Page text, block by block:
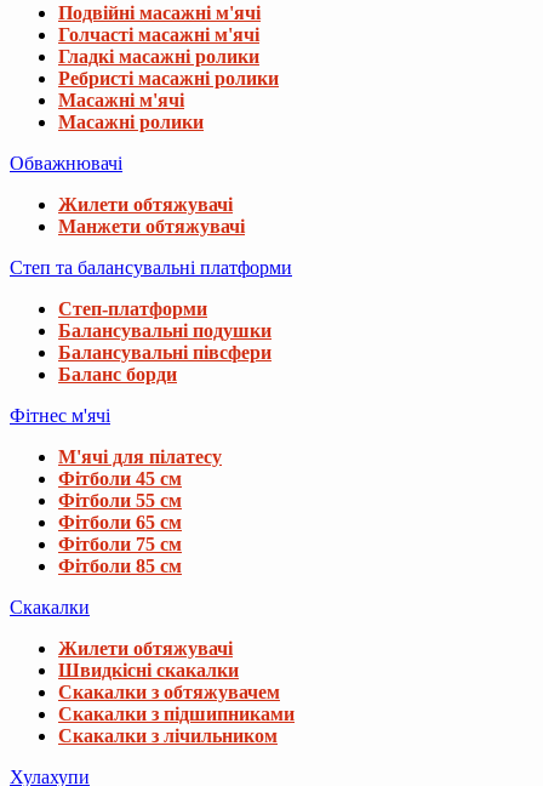
Подвійні масажні м'ячі
Голчасті масажні м'ячі
Гладкі масажні ролики
Ребристі масажні ролики
Масажні м'ячі
Масажні ролики
Обважнювачі
Жилети обтяжувачі
Манжети обтяжувачі
Степ та балансувальні платформи
Степ-платформи
Балансувальні подушки
Балансувальні півсфери
Баланс борди
Фітнес м'ячі
М'ячі для пілатесу
Фітболи 45 см
Фітболи 55 см
Фітболи 65 см
Фітболи 75 см
Фітболи 85 см
Скакалки
Жилети обтяжувачі
Швидкісні скакалки
Скакалки з обтяжувачем
Скакалки з підшипниками
Скакалки з лічильником
Хулахупи